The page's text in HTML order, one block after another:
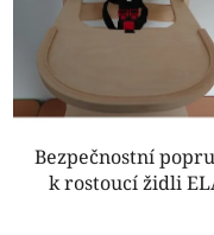
Bezpečnostní
k rostoucí židli